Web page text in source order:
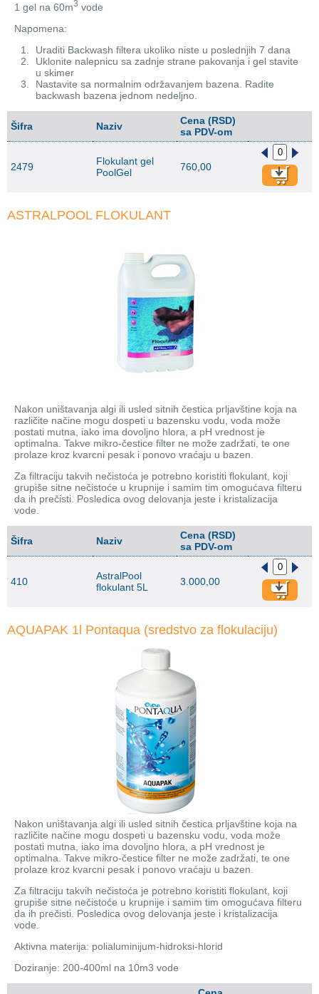
1 gel na 60m3 vode
Napomena:
Uraditi Backwash filtera ukoliko niste u poslednjih 7 dana
Uklonite nalepnicu sa zadnje strane pakovanja i gel stavite
u skimer
Nastavite sa normalnim održavanjem bazena. Radite
backwash bazena jednom nedeljno.
Šifra Naziv
Cena (RSD)
sa PDV-om
2479
Flokulant gel
PoolGel
760,00
ASTRALPOOL FLOKULANT
Nakon uništavanja algi ili usled sitnih čestica prljavštine koja na
različite načine mogu dospeti u bazensku vodu, voda može
postati mutna, iako ima dovoljno hlora, a pH vrednost je
optimalna. Takve mikro-čestice filter ne može zadržati, te one
prolaze kroz kvarcni pesak i ponovo vraćaju u bazen.
Za filtraciju takvih nečistoća je potrebno koristiti flokulant, koji
grupiše sitne nečistoće u krupnije i samim tim omogućava filteru
da ih prečisti. Posledica ovog delovanja jeste i kristalizacija
vode.
Šifra Naziv
Cena (RSD)
sa PDV-om
410
AstralPool
flokulant 5L
3.000,00
AQUAPAK 1l Pontaqua (sredstvo za flokulaciju)
Nakon uništavanja algi ili usled sitnih čestica prljavštine koja na
različite načine mogu dospeti u bazensku vodu, voda može
postati mutna, iako ima dovoljno hlora, a pH vrednost je
optimalna. Takve mikro-čestice filter ne može zadržati, te one
prolaze kroz kvarcni pesak i ponovo vraćaju u bazen.
Za filtraciju takvih nečistoća je potrebno koristiti flokulant, koji
grupiše sitne nečistoće u krupnije i samim tim omogućava filteru
da ih prečisti. Posledica ovog delovanja jeste i kristalizacija
vode.
Aktivna materija: polialuminijum-hidroksi-hlorid
Doziranje: 200-400ml na 10m3 vode